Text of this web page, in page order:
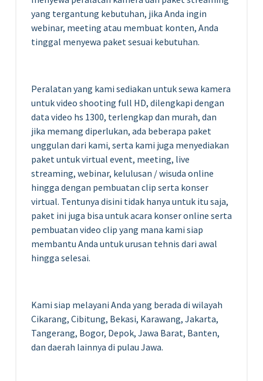
yang tergantung kebutuhan, jika Anda ingin
webinar, meeting atau membuat konten, Anda
tinggal menyewa paket sesuai kebutuhan.
Peralatan yang kami sediakan untuk sewa kamera
untukvideo shooting full HD, dilengkapi dengan
data video hs 1300, terlengkap dan murah, dan
jika memang diperlukan, ada beberapa paket
unggulan dari kami, serta kami juga menyediakan
paket untuk virtual event, meeting, live
streaming, webinar, kelulusan / wisuda online
hingga dengan pembuatan clip serta konser
virtual. Tentunya disini tidak hanya untuk itu saja,
paket ini juga bisa untuk acara konser online serta
pembuatan video clip yang mana kami siap
membantu Anda untuk urusan tehnis dari awal
hingga selesai.
Kami siap melayani Anda yang berada di wilayah
Cikarang, Cibitung, Bekasi, Karawang, Jakarta,
Tangerang, Bogor, Depok, Jawa Barat, Banten,
dan daerah lainnya di pulau Jawa.